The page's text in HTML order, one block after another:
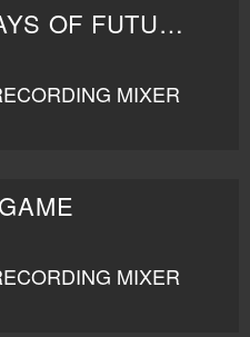
X-MEN: DAYS OF FUTURE PAST
MIXER
MIXER